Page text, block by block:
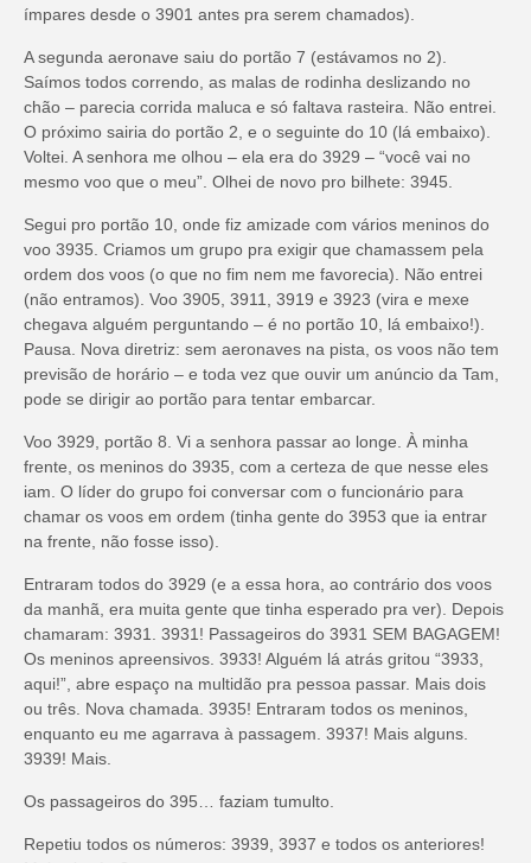
ímpares desde o 3901 antes pra serem chamados).
A segunda aeronave saiu do portão 7 (estávamos no 2).
Saímos todos correndo, as malas de rodinha deslizando no
chão – parecia corrida maluca e só faltava rasteira. Não entrei.
O próximo sairia do portão 2, e o seguinte do 10 (lá embaixo).
Voltei. A senhora me olhou – ela era do 3929 – “você vai no
mesmo voo que o meu”. Olhei de novo pro bilhete: 3945.
Segui pro portão 10, onde fiz amizade com vários meninos do
voo 3935. Criamos um grupo pra exigir que chamassem pela
ordem dos voos (o que no fim nem me favorecia). Não entrei
(não entramos). Voo 3905, 3911, 3919 e 3923 (vira e mexe
chegava alguém perguntando – é no portão 10, lá embaixo!).
Pausa. Nova diretriz: sem aeronaves na pista, os voos não tem
previsão de horário – e toda vez que ouvir um anúncio da Tam,
pode se dirigir ao portão para tentar embarcar.
Voo 3929, portão 8. Vi a senhora passar ao longe. À minha
frente, os meninos do 3935, com a certeza de que nesse eles
iam. O líder do grupo foi conversar com o funcionário para
chamar os voos em ordem (tinha gente do 3953 que ia entrar
na frente, não fosse isso).
Entraram todos do 3929 (e a essa hora, ao contrário dos voos
da manhã, era muita gente que tinha esperado pra ver). Depois
chamaram: 3931. 3931! Passageiros do 3931 SEM BAGAGEM!
Os meninos apreensivos. 3933! Alguém lá atrás gritou “3933,
aqui!”, abre espaço na multidão pra pessoa passar. Mais dois
ou três. Nova chamada. 3935! Entraram todos os meninos,
enquanto eu me agarrava à passagem. 3937! Mais alguns.
3939! Mais.
Os passageiros do 395… faziam tumulto.
Repetiu todos os números: 3939, 3937 e todos os anteriores!